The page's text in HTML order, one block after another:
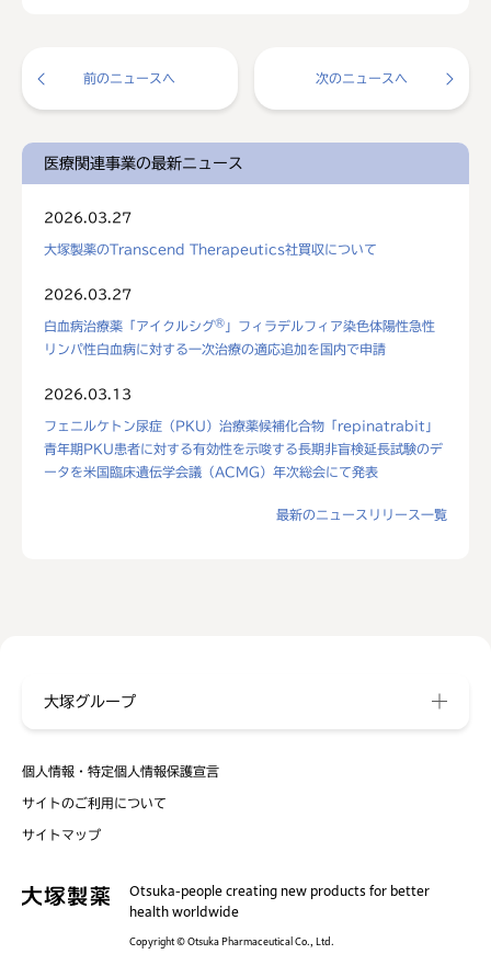
前のニュースへ 次のニュースへ
医療関連事業の最新ニュース
2026.03.27
大塚製薬のTranscend Therapeutics社買収について
2026.03.27
白血病治療薬「アイクルシグ® 」フィラデルフィア染色体陽性急性
リンパ性白血病に対する一次治療の適応追加を国内で申請
2026.03.13
フェニルケトン尿症（PKU）治療薬候補化合物「repinatrabit」
青年期PKU患者に対する有効性を示唆する長期非盲検延長試験のデ
ータを米国臨床遺伝学会議（ACMG）年次総会にて発表
最新のニュースリリース一覧
個人情報・特定個人情報保護宣言
サイトのご利用について
サイトマップ
大塚グループ
Otsuka-people creating new products for better
health worldwide
Copyright © Otsuka Pharmaceutical Co., Ltd.